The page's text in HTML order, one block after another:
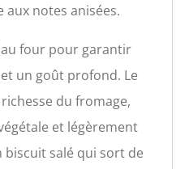
notes anisées.
four pour garantir
un goût profond. Le
du fromage,
et légèrement
biscuit salé qui sort de